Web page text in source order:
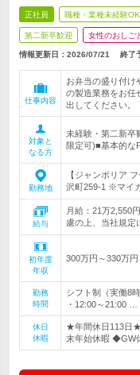
正社員 職種・業種未経験OK
第二新卒歓迎 女性のおしご
情報更新日：2026/07/21 終了
仕事内容
お弁当の盛り付け
の製造業務をお任
出してください。
対象と
なる方
未経験・第二新卒
限定可)■基本的な
勤務地
【ジャンボリア
沢町259-1 ※マイ
給与
月給：21万2,550
慮の上、当社規
初年度
年収
300万円～330万円
勤務
時間
シフト制（実働8
・12:00～21:00 …
休日
休暇
★年間休日113日
末年始休暇 ◆GW